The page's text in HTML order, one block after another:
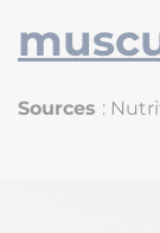
Sources :